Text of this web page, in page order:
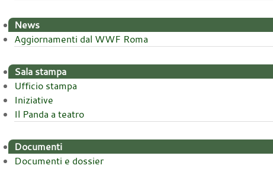
News
Aggiornamenti dal WWF Roma
Sala stampa
Ufficio stampa
Iniziative
Il Panda a teatro
Documenti
Documenti e dossier